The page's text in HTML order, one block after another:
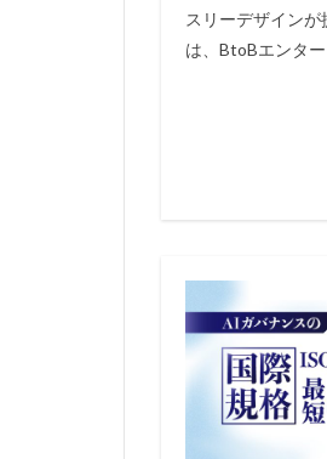
スリーデザインが
は、BtoBエンタ